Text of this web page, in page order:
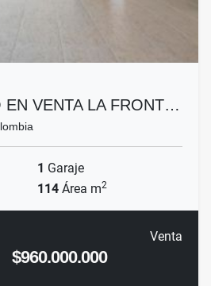
EN VENTA LA FRONT…
1 Garaje
114 Área m2
Venta
$960.000.000